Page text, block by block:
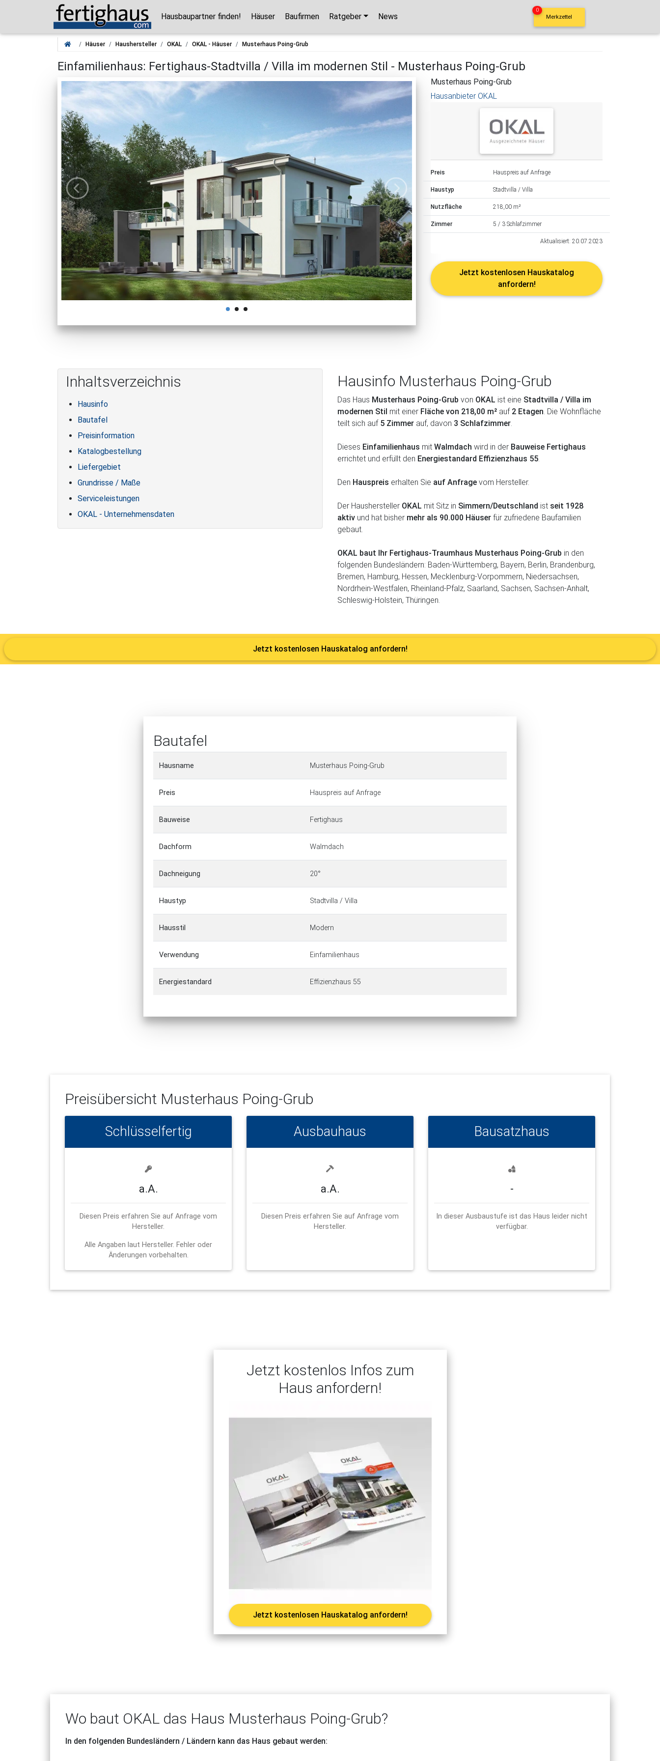
Hausbaupartner finden!
Mit wenigen Klicks hilft Ihnen unser Assistent,
unverbindlicher Kontakt
kostenlose Kataloge
zuverlässige Hersteller
Jetzt den Assistenten starten!
schließen
Hausbaupartner finden! Häuser Baufirmen Ratgeber News
Häuser Haushersteller OKAL OKAL - Häuser Musterhaus Poing-Grub
Einfamilienhaus: Fertighaus-Stadtvilla / Villa im modernen Stil - Musterhaus Poing-Grub
Musterhaus Poing-Grub
Hausanbieter OKAL
Preis Hauspreis auf Anfrage
Haustyp Stadtvilla / Villa
Nutzfläche 218,00 m²
Zimmer 5 / 3 Schlafzimmer
Aktualisiert: 20.07.2023
Jetzt kostenlosen Hauskatalog
anfordern!
Inhaltsverzeichnis
Hausinfo
Bautafel
Preisinformation
Katalogbestellung
Liefergebiet
Grundrisse / Maße
Serviceleistungen
OKAL - Unternehmensdaten
Hausinfo Musterhaus Poing-Grub
Das Haus Musterhaus Poing-Grub von OKAL ist eine Stadtvilla / Villa im
modernen Stil mit einer Fläche von 218,00 m² auf 2 Etagen . Die Wohnfläche
teilt sich auf 5 Zimmer auf, davon 3 Schlafzimmer
Dieses Einfamilienhaus mit Walmdach wird in der Bauweise Fertighaus
errichtet und erfüllt den Energiestandard Effizienzhaus 55
Den Hauspreis erhalten Sie auf Anfrage vom Hersteller.
Der Haushersteller OKAL mit Sitz in Simmern/Deutschland ist seit 1928
aktiv und hat bisher mehr als 90.000 Häuser für zufriedene Baufamilien
gebaut.
OKAL baut Ihr Fertighaus-Traumhaus Musterhaus Poing-Grub in den
folgenden Bundesländern: Baden-Württemberg, Bayern, Berlin, Brandenburg,
Bremen, Hamburg, Hessen, Mecklenburg-Vorpommern, Niedersachsen,
Nordrhein-Westfalen, Rheinland-Pfalz, Saarland, Sachsen, Sachsen-Anhalt,
Schleswig-Holstein, Thüringen.
Jetzt kostenlosen Hauskatalog anfordern!
Bautafel
Hausname Musterhaus Poing-Grub
Preis Hauspreis auf Anfrage
Bauweise Fertighaus
Dachform Walmdach
Dachneigung 20°
Haustyp Stadtvilla / Villa
Hausstil Modern
Verwendung Einfamilienhaus
Energiestandard Effizienzhaus 55
Preisübersicht Musterhaus Poing-Grub
Schlüsselfertig
a.A.
Diesen Preis erfahren Sie auf Anfrage vom
Hersteller.
Alle Angaben laut Hersteller. Fehler oder
Änderungen vorbehalten.
Ausbauhaus
a.A.
Diesen Preis erfahren Sie auf Anfrage vom
Hersteller.
Bausatzhaus
-
In dieser Ausbaustufe ist das Haus leider nicht
verfügbar.
Jetzt kostenlos Infos zum
Haus anfordern!
Jetzt kostenlosen Hauskatalog anfordern!
Wo baut OKAL das Haus Musterhaus Poing-Grub?
In den folgenden Bundesländern / Ländern kann das Haus gebaut werden:
Merkzettel
0